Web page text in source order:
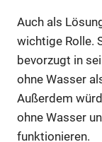
Auch als
wichtige Rolle.
bevorzugt in
ohne Wasser
Außerdem
ohne Wasser
funktionieren.